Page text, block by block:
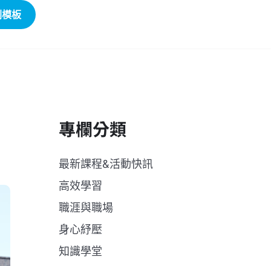
板
專欄分類
最新課程&活動快訊
高效學習
職涯與職場
身心紓壓
知識學堂